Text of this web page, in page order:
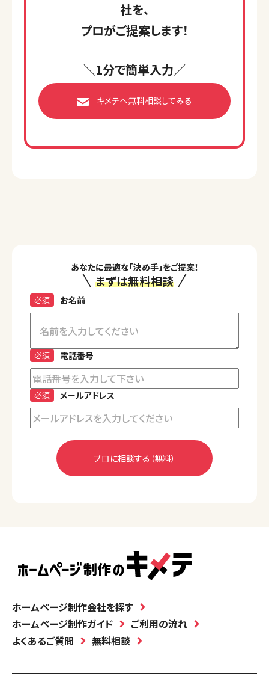
社を、
プロがご提案します！
＼1分で簡単入力／
キメテへ無料相談してみる
あなたに最適な「決め手」をご提案！
まずは無料相談
お名前
必須
電話番号
必須
メールアドレス
必須
ホームページ制作会社を探す
ホームページ制作ガイド
ご利用の流れ
よくあるご質問
無料相談